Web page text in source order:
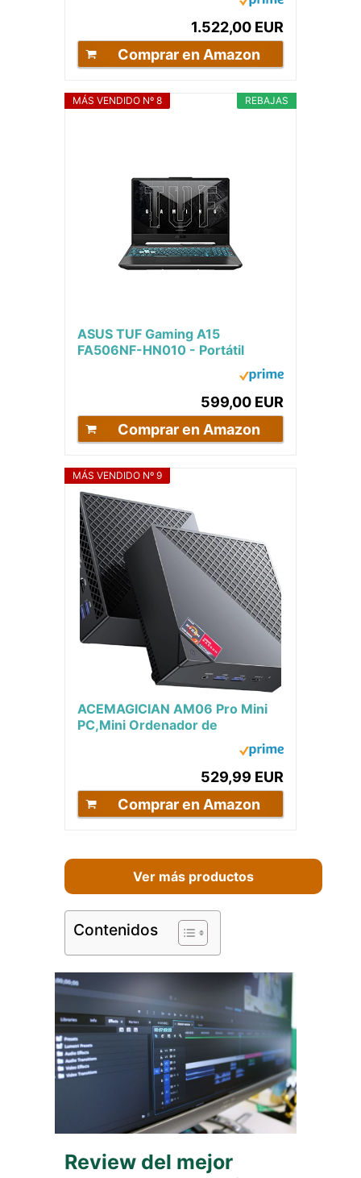
1.522,00 EUR
Comprar en Amazon
REBAJAS
MÁS VENDIDO Nº 8
ASUS TUF Gaming A15
FA506NF-HN010 - Portátil
Gaming de 15.6" Full HD 144Hz
599,00 EUR
Comprar en Amazon
MÁS VENDIDO Nº 9
ACEMAGICIAN AM06 Pro Mini
PC,Mini Ordenador de
5700U (8C/16T, hasta 4,3
529,99 EUR
Comprar en Amazon
Ver más productos
Contenidos
Review del mejor